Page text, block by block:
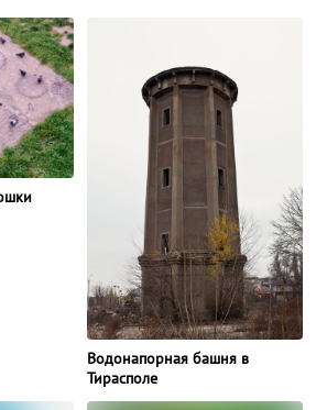
Водонапорная башня в
Тирасполе